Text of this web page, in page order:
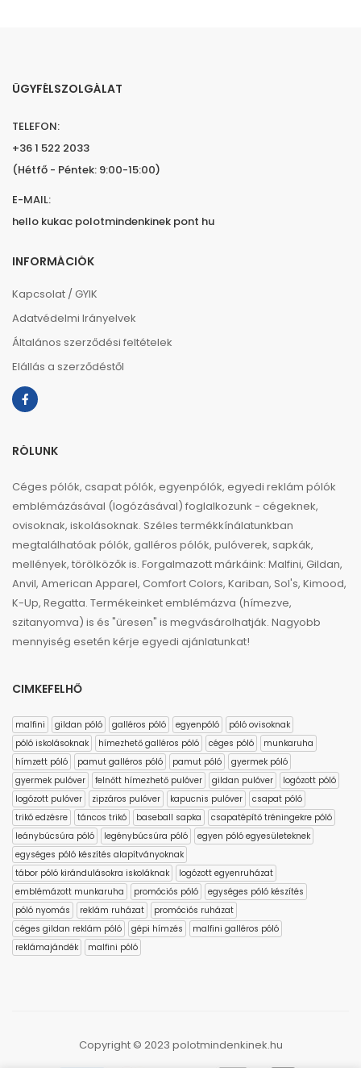
ÜGYFÉLSZOLGÁLAT
TELEFON:
+36 1 522 2033
(Hétfő - Péntek: 9:00-15:00)
E-MAIL:
hello kukac polotmindenkinek pont hu
INFORMÁCIÓK
Kapcsolat / GYIK
Adatvédelmi Irányelvek
Általános szerződési feltételek
Elállás a szerződéstől
RÓLUNK
Céges pólók, csapat pólók, egyenpólók, egyedi reklám pólók
emblémázásával (logózásával) foglalkozunk - cégeknek,
ovisoknak, iskolásoknak. Széles termékkínálatunkban
megtalálhatóak pólók, galléros pólók, pulóverek, sapkák,
mellények, törölközők is. Forgalmazott márkáink: Malfini, Gildan,
Anvil, American Apparel, Comfort Colors, Kariban, Sol's, Kimood,
K-Up, Regatta. Termékeinket emblémázva (hímezve,
szitanyomva) is és "üresen" is megvásárolhatják. Nagyobb
mennyiség esetén kérje egyedi ajánlatunkat!
CIMKEFELHŐ
malfini gildan póló galléros póló egyenpóló
póló ovisoknak
póló iskolásoknak
hímezhető galléros póló céges póló
munkaruha
hímzett póló
pamut galléros póló pamut póló
gyermek póló
gyermek pulóver
felnőtt hímezhető pulóver gildan pulóver
logózott póló
logózott pulóver
zipzáros pulóver kapucnis pulóver
csapat póló
trikó edzésre
táncos trikó baseball sapka
csapatépítő tréningekre póló
leánybúcsúra póló
legénybúcsúra póló
egyen póló egyesületeknek
egységes póló készítés alapítványoknak
tábor póló kirándulásokra iskoláknak
logózott egyenruházat
emblémázott munkaruha
promóciós póló
egységes póló készítés
póló nyomás
reklám ruházat
promóciós ruházat
céges gildan reklám póló
gépi hímzés
malfini galléros póló
reklámajándék
malfini póló
Copyright © 2023 polotmindenkinek.hu